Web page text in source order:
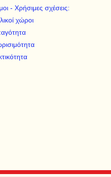
- Χρήσιμες σχέσεις:
χώροι